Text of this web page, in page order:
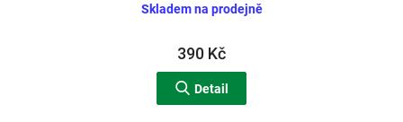
Skladem na prodejně
390 Kč
Detail